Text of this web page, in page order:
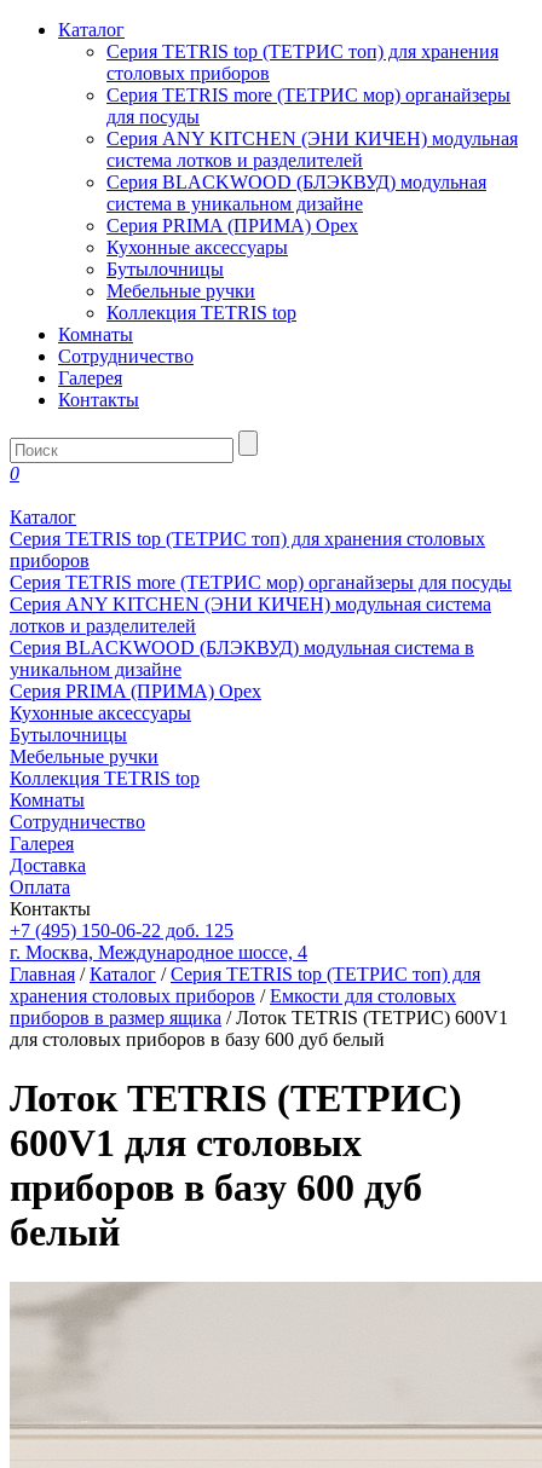
Каталог
Серия TETRIS top (ТЕТРИС топ) для хранения
столовых приборов
Серия TETRIS more (ТЕТРИС мор) органайзеры
для посуды
Серия ANY KITCHEN (ЭНИ КИЧЕН) модульная
система лотков и разделителей
Серия BLACKWOOD (БЛЭКВУД) модульная
система в уникальном дизайне
Серия PRIMA (ПРИМА) Орех
Кухонные аксессуары
Бутылочницы
Мебельные ручки
Коллекция TETRIS top
Комнаты
Сотрудничество
Галерея
Контакты
0
Каталог
Серия TETRIS top (ТЕТРИС топ) для хранения столовых
приборов
Серия TETRIS more (ТЕТРИС мор) органайзеры для посуды
Серия ANY KITCHEN (ЭНИ КИЧЕН) модульная система
лотков и разделителей
Серия BLACKWOOD (БЛЭКВУД) модульная система в
уникальном дизайне
Серия PRIMA (ПРИМА) Орех
Кухонные аксессуары
Бутылочницы
Мебельные ручки
Коллекция TETRIS top
Комнаты
Сотрудничество
Галерея
Доставка
Оплата
Контакты
+7 (495) 150-06-22 доб. 125
г. Москва, Международное шоссе, 4
Главная /Каталог /Серия TETRIS top (ТЕТРИС топ) для
хранения столовых приборов /Емкости для столовых
приборов в размер ящика / Лоток TETRIS (ТЕТРИС) 600V1
для столовых приборов в базу 600 дуб белый
Лоток TETRIS (ТЕТРИС)
600V1 для столовых
приборов в базу 600 дуб
белый